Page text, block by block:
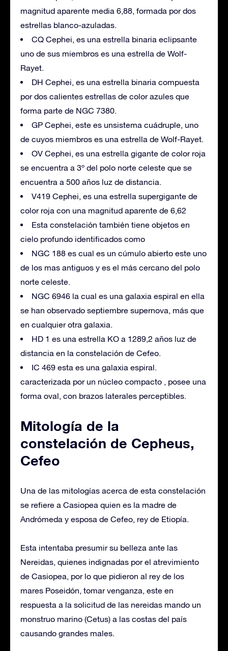
magnitud aparente media 6,88, formada por dos
estrellas blanco-azuladas.
CQ Cephei, es una estrella binaria eclipsante
uno de sus miembros es una estrella de Wolf-
Rayet.
DH Cephei, es una estrella binaria compuesta
por dos calientes estrellas de color azules que
forma parte de NGC 7380.
GP Cephei, este es unsistema cuádruple, uno
de cuyos miembros es una estrella de Wolf-Rayet.
OV Cephei, es una estrella gigante de color roja
se encuentra a 3º del polo norte celeste que se
encuentra a 500 años luz de distancia.
V419 Cephei, es una estrella supergigante de
color roja con una magnitud aparente de 6,62
Esta constelación también tiene objetos en
cielo profundo identificados como
NGC 188 es cual es un cúmulo abierto este uno
de los mas antiguos y es el más cercano del polo
norte celeste.
NGC 6946 la cual es una galaxia espiral en ella
se han observado septiembre supernova, más que
en cualquier otra galaxia.
HD 1 es una estrella KO a 1289,2 años luz de
distancia en la constelación de Cefeo.
IC 469 esta es una galaxia espiral.
caracterizada por un núcleo compacto , posee una
forma oval, con brazos laterales perceptibles.
Mitología de la
constelación de Cepheus,
Cefeo
Una de las mitologías acerca de esta constelación
se refiere a Casiopea quien es la madre de
Andrómeda y esposa de Cefeo, rey de Etiopía.
Esta intentaba presumir su belleza ante las
Nereidas, quienes indignadas por el atrevimiento
de Casiopea, por lo que pidieron al rey de los
mares Poseidón, tomar venganza, este en
respuesta a la solicitud de las nereidas mando un
monstruo marino (Cetus) a las costas del país
causando grandes males.